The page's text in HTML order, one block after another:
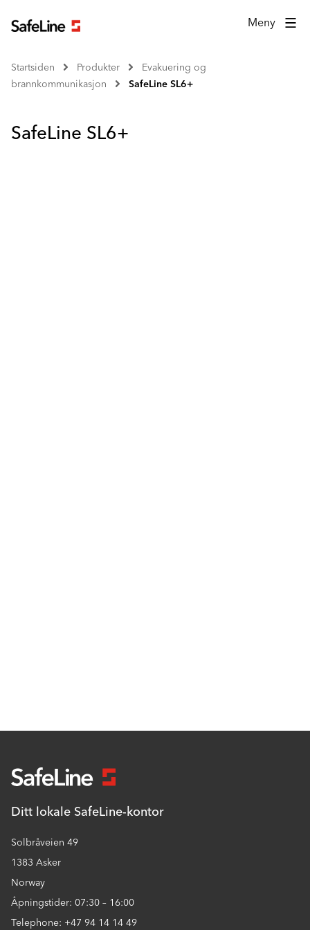
Meny
Startsiden Produkter
Evakuering og
brannkommunikasjon
SafeLine SL6+
SafeLine SL6+
Ditt lokale SafeLine-kontor
Solbråveien 49
1383 Asker
Norway
Åpningstider: 07:30 – 16:00
Telephone: +47 94 14 14 49